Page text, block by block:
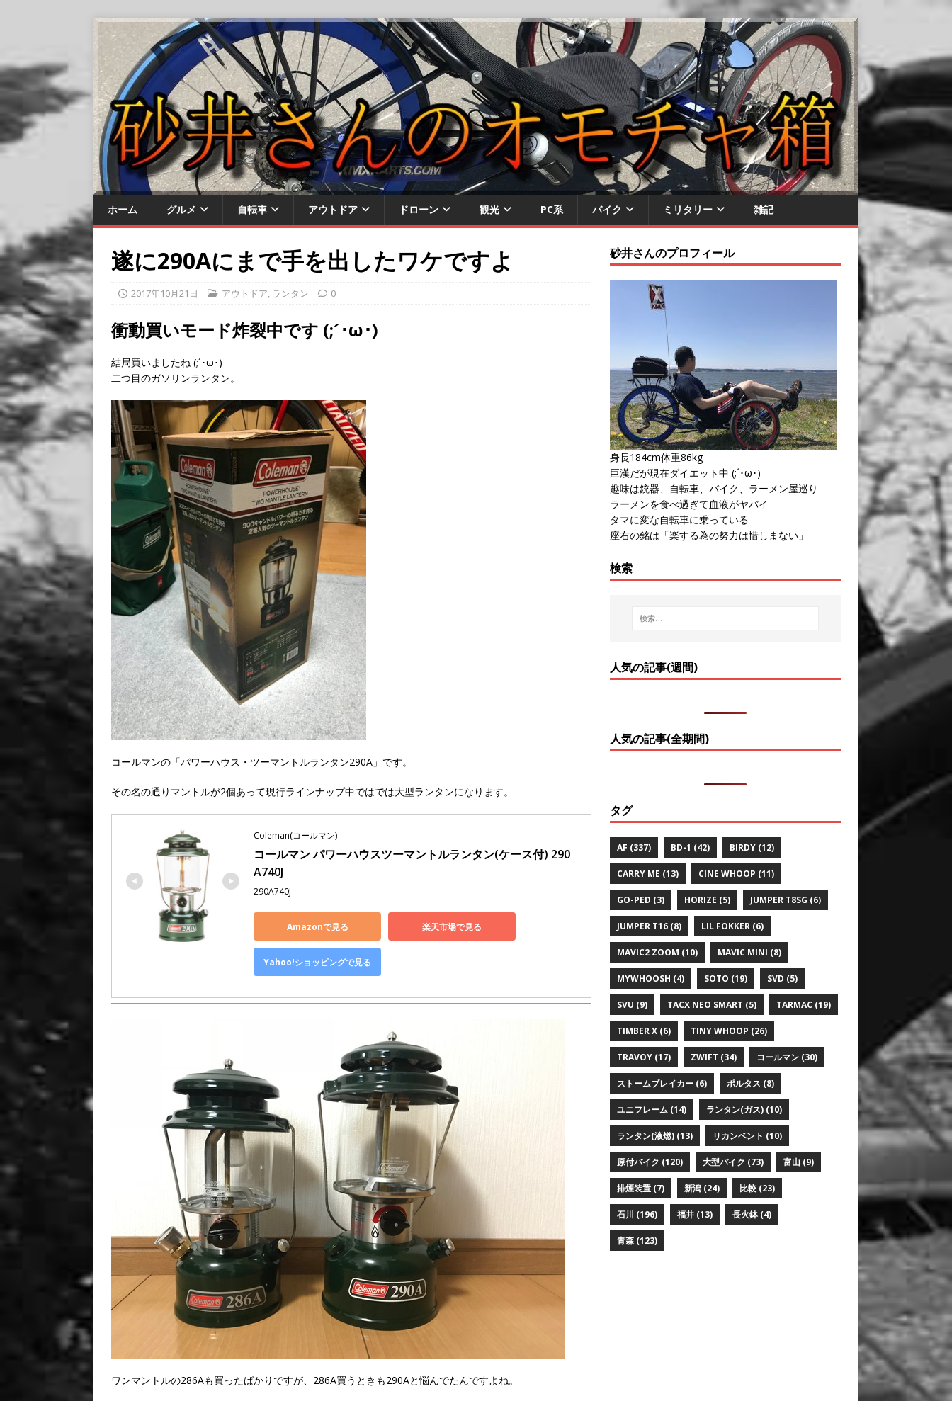
ホーム グルメ 自転車 アウトドア ドローン 観光 PC系 バイク ミリタリー 雑記
遂に290Aにまで手を出したワケですよ
2017年10月21日 アウトドア, ランタン 0
衝動買いモード炸裂中です (;´･ω･)
結局買いましたね (;´･ω･)
二つ目のガソリンランタン。
コールマンの「パワーハウス・ツーマントルランタン290A」です。
その名の通りマントルが2個あって現行ラインナップ中ではでは大型ランタンになります。
Coleman(コールマン)
コールマン パワーハウスツーマントルランタン(ケース付) 290
A740J
290A740J
Amazonで見る 楽天市場で見る
Yahoo!ショッピングで見る
ワンマントルの286Aも買ったばかりですが、286A買うときも290Aと悩んでたんですよね。
砂井さんのプロフィール
身長184cm体重86kg
巨漢だが現在ダイエット中 (;´･ω･)
趣味は銃器、自転車、バイク、ラーメン屋巡り
ラーメンを食べ過ぎて血液がヤバイ
タマに変な自転車に乗っている
座右の銘は「楽する為の努力は惜しまない」
検索
人気の記事(週間)
人気の記事(全期間)
タグ
AF (337) BD-1 (42) BIRDY(12)
CARRY ME (13) CINE WHOOP (11)
GO-PED (3) HORIZE (5) JUMPER T8SG (6)
JUMPER T16(8) LIL FOKKER(6)
MAVIC2 ZOOM (10) MAVIC MINI (8)
MYWHOOSH (4) SOTO (19) SVD (5)
SVU (9) TACX NEO SMART (5) TARMAC (19)
TIMBER X(6) TINY WHOOP (26)
TRAVOY(17) ZWIFT (34) コールマン(30)
ストームブレイカー(6) ポルタス (8)
ユニフレーム(14) ランタン(ガス)(10)
ランタン(液燃)(13) リカンベント (10)
原付バイク (120) 大型バイク (73) 富山(9)
排煙装置(7) 新潟(24) 比較(23)
石川 (196) 福井(13) 長火鉢(4)
青森(123)